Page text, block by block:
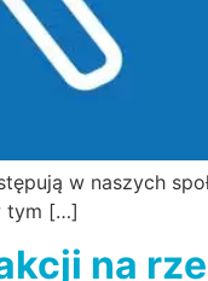
w naszych
tym […]
na